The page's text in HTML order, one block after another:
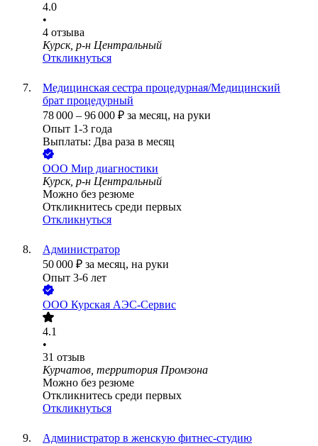
4.0
•
4 отзыва
Курск, р-н Центральный
Откликнуться
Медицинская сестра процедурная/Медицинский
брат процедурный
78 000 – 96 000 ₽ за месяц, на руки
Опыт 1-3 года
Выплаты: Два раза в месяц
ООО Мир диагностики
Курск, р-н Центральный
Можно без резюме
Откликнитесь среди первых
Откликнуться
Администратор
50 000 ₽ за месяц, на руки
Опыт 3-6 лет
ООО Курская АЭС-Сервис
4.1
•
31 отзыв
Курчатов, территория Промзона
Можно без резюме
Откликнитесь среди первых
Откликнуться
Администратор в женскую фитнес-студию